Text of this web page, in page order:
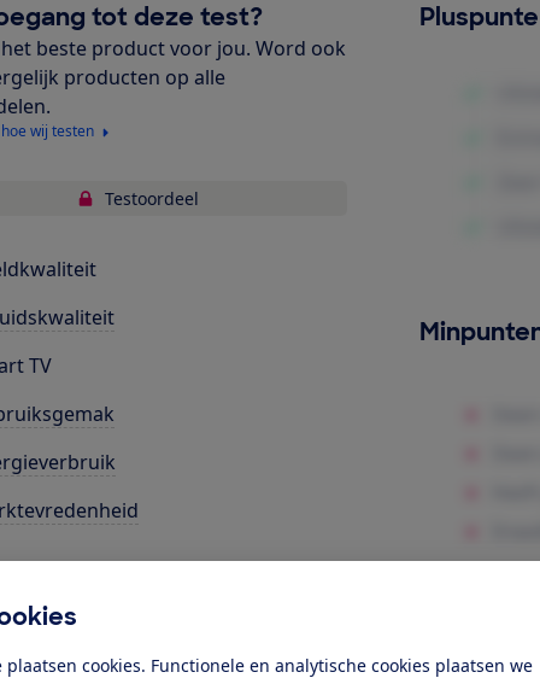
plaatsen cookies. Functionele en analytische cookies plaatsen we
tot deze test?
beste product voor jou. Word ook
producten op alle
wij testen
Testoordeel
TV
Word lid